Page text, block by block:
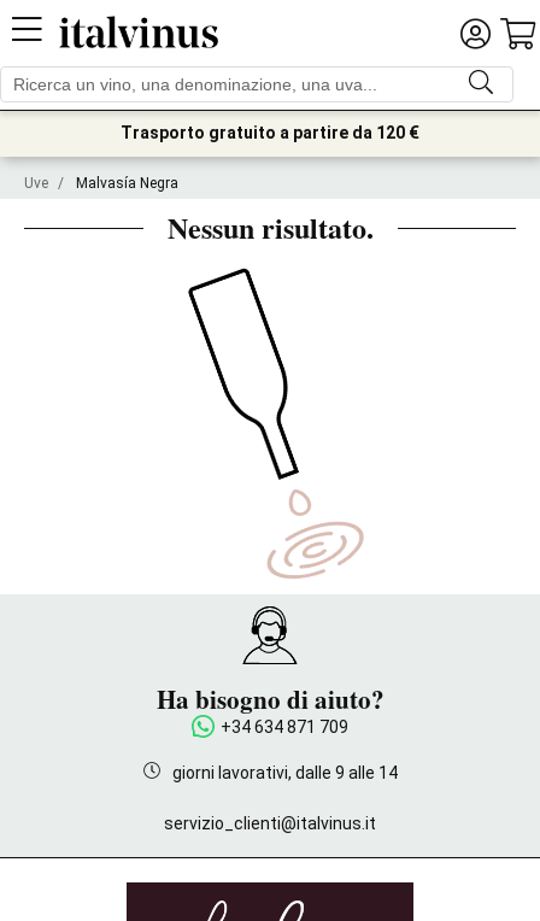
Trasporto gratuito a partire da 120 €
Uve / Malvasía Negra
Nessun risultato.
Ha bisogno di aiuto?
+34 634 871 709
giorni lavorativi, dalle 9 alle 14
servizio_clienti@italvinus.it